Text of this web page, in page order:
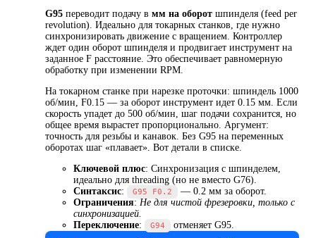
G95 переводит подачу в мм на оборот шпинделя (feed per
revolution). Идеально для токарных станков, где нужно
синхронизировать движение с вращением. Контроллер
ждет один оборот шпинделя и продвигает инструмент на
заданное F расстояние. Это обеспечивает равномерную
обработку при изменении RPM.
На токарном станке при нарезке проточки: шпиндель 1000
об/мин, F0.15 — за оборот инструмент идет 0.15 мм. Если
скорость упадет до 500 об/мин, шаг подачи сохранится, но
общее время вырастет пропорционально. Аргумент:
точность для резьбы и канавок. Без G95 на переменных
оборотах шаг «плавает». Вот детали в списке.
Ключевой плюс: Синхронизация с шпинделем,
идеально для threading (но не вместо G76).
Синтаксис: G95 F0.2
— 0.2 мм за оборот.
Ограничения: Не для чистой фрезеровки, только с
синхронизацией.
Переключение: G94
отменяет G95.